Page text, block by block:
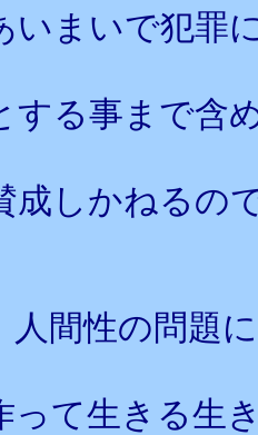
いまいで犯罪
する事まで含
成しかねるの
人間性の問題
って生きる生